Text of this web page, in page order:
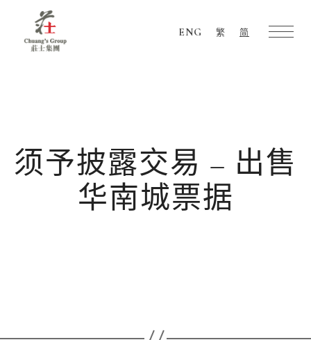
ENG 繁 简
须予披露交易 – 出售
华南城票据